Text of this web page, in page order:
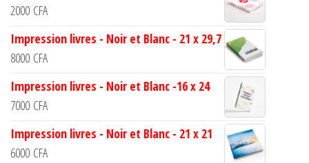
2000 CFA
Impression livres - Noir et Blanc - 21 x 29,7
8000 CFA
Impression livres - Noir et Blanc -16 x 24
7000 CFA
Impression livres - Noir et Blanc - 21 x 21
6000 CFA